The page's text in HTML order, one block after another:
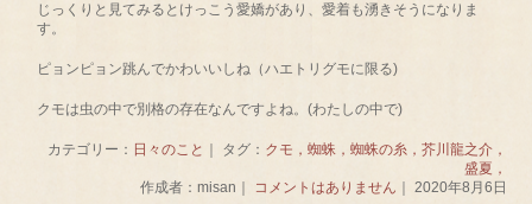
じっくりと見てみるとけっこう愛嬌があり、愛着も湧きそうになりま
す。
ピョンピョン跳んでかわいいしね（ハエトリグモに限る)
クモは虫の中で別格の存在なんですよね。(わたしの中で)
カテゴリー： 日々のこと ｜ タグ： クモ，蜘蛛，蜘蛛の糸，芥川龍之介，
盛夏，
作成者：misan｜ コメントはありません ｜ 2020年8月6日